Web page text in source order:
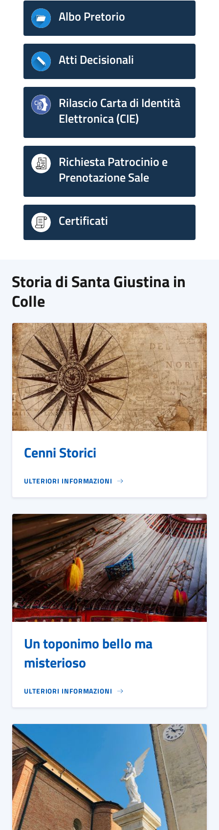
Albo Pretorio
Atti Decisionali
Rilascio Carta di Identità
Elettronica (CIE)
Richiesta Patrocinio e
Prenotazione Sale
Certificati
Storia di Santa Giustina in
Colle
Cenni Storici
ULTERIORI INFORMAZIONI
Un toponimo bello ma
misterioso
ULTERIORI INFORMAZIONI